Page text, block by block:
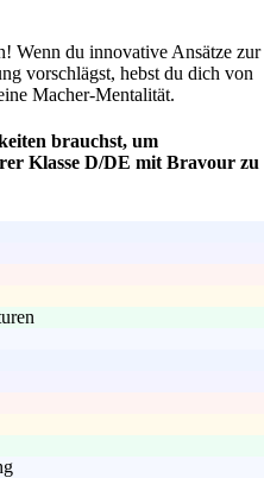
Wenn du innovative Ansätze zur
vorschlägst, hebst du dich von
Macher-Mentalität.
brauchst, um
Klasse D/DE mit Bravour zu